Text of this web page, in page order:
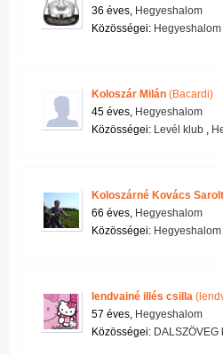
36 éves, Hegyeshalom
Közösségei:
Koloszár Milán (Bacardi)
45 éves, Hegyeshalom
Közösségei: Levél klub ,
Koloszárné Kovács
66 éves, Hegyeshalom
Közösségei:
lendvainé illés csilla
57 éves, Hegyeshalom
Közösségei: DALSZÖVEG